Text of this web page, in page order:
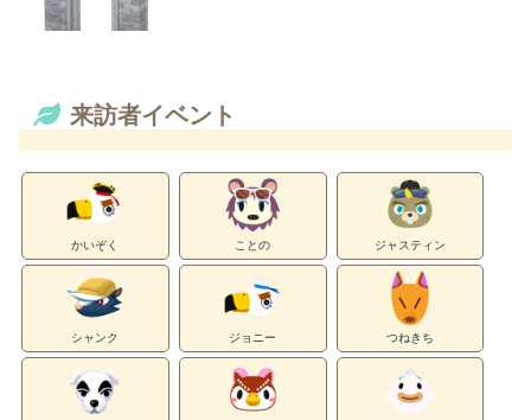
来訪者イベント
かいぞく ことの ジャスティン
シャンク ジョニー つねきち